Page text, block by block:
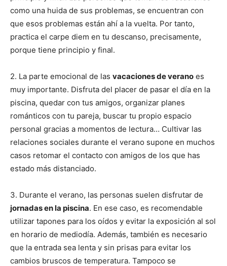
como una huida de sus problemas, se encuentran con
que esos problemas están ahí a la vuelta. Por tanto,
practica el carpe diem en tu descanso, precisamente,
porque tiene principio y final.
2. La parte emocional de las vacaciones de verano es
muy importante. Disfruta del placer de pasar el día en la
piscina, quedar con tus amigos, organizar planes
románticos con tu pareja, buscar tu propio espacio
personal gracias a momentos de lectura… Cultivar las
relaciones sociales durante el verano supone en muchos
casos retomar el contacto con amigos de los que has
estado más distanciado.
3. Durante el verano, las personas suelen disfrutar de
jornadas en la piscina. En ese caso, es recomendable
utilizar tapones para los oídos y evitar la exposición al sol
en horario de mediodía. Además, también es necesario
que la entrada sea lenta y sin prisas para evitar los
cambios bruscos de temperatura. Tampoco se